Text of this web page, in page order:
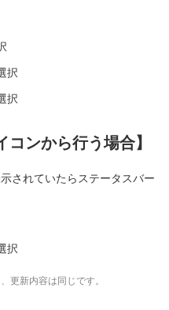
択
択
コンから行う場合】
されていたらステータスバー
択
更新内容は同じです。